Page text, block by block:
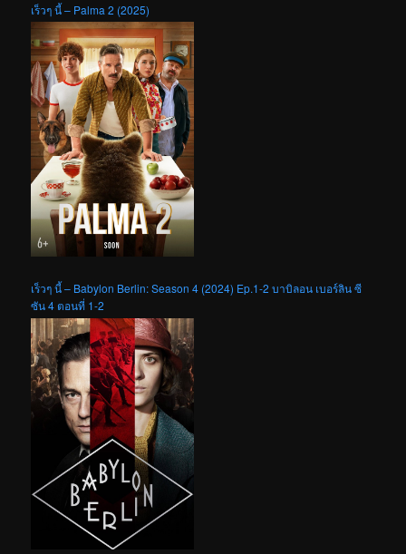
เร็วๆ นี้ – Palma 2 (2025)
เร็วๆ นี้ – Babylon Berlin: Season 4 (2024) Ep.1-2 บาบิลอน เบอร์ลิน ซี
ซัน 4 ตอนที่ 1-2